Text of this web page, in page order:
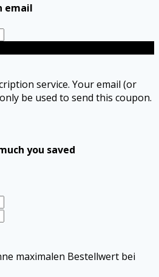
email
service. Your email (or
be used to send this coupon.
you saved
maximalen Bestellwert bei